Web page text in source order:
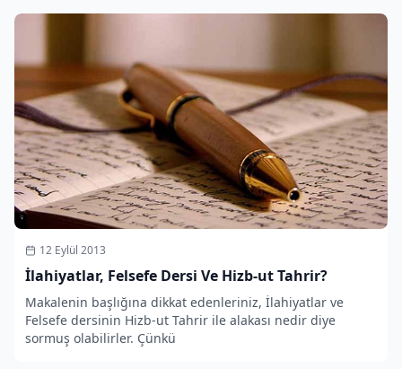
12 Eylül 2013
İlahiyatlar, Felsefe Dersi Ve Hizb-ut Tahrir?
Makalenin başlığına dikkat edenleriniz, İlahiyatlar ve
Felsefe dersinin Hizb-ut Tahrir ile alakası nedir diye
sormuş olabilirler. Çünkü